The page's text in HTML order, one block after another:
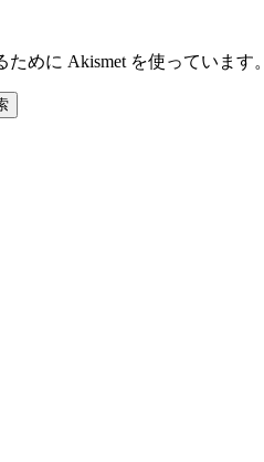
めに Akismet を使っています。